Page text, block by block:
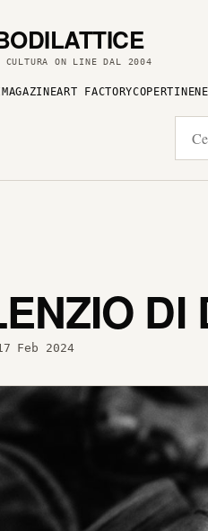
CULTURA ON LINE DAL 2004
MAGAZINEART FACTORYCOPERTINE
DI
Feb 2024